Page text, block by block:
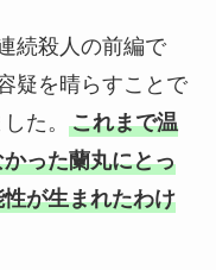
続殺人の前編で
疑を晴らすことで
た。 これまで温
った蘭丸にとっ
が生まれたわけ